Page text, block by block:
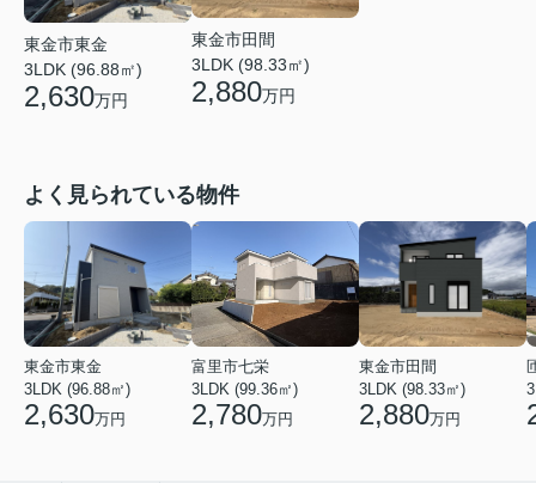
東金市東金
3LDK (96.88㎡)
2,630万円
東金市田間
3LDK (98.33㎡)
2,880万円
よく見られている物件
東金市東金
3LDK (96.88㎡)
2,630万円
富里市七栄
3LDK (99.36㎡)
2,780万円
東金市田間
3LDK (98.33㎡)
2,880万円